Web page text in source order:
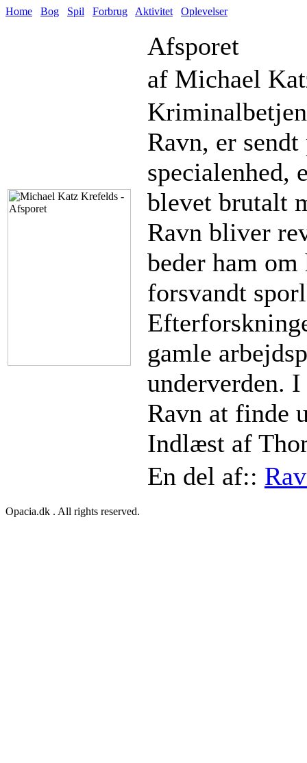
Home Bog Spil Forbrug Aktivitet Oplevelser
Afsporet
af Michael
Ravn, er
specialenhed,
blevet brutalt
Ravn bliver
beder ham
forsvandt
gamle
underverden.
Ravn at finde
Indlæst af
En del af::
Opacia.dk . All rights reserved.